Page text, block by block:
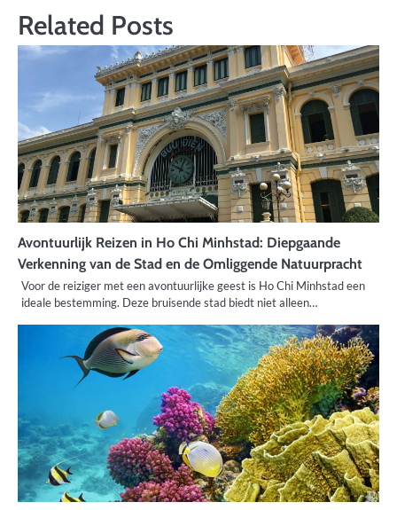
Related Posts
Avontuurlijk Reizen in Ho Chi Minhstad: Diepgaande
Verkenning van de Stad en de Omliggende Natuurpracht
Voor de reiziger met een avontuurlijke geest is Ho Chi Minhstad een
ideale bestemming. Deze bruisende stad biedt niet alleen…